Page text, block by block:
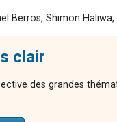
Berros, Shimon
clair
des grandes